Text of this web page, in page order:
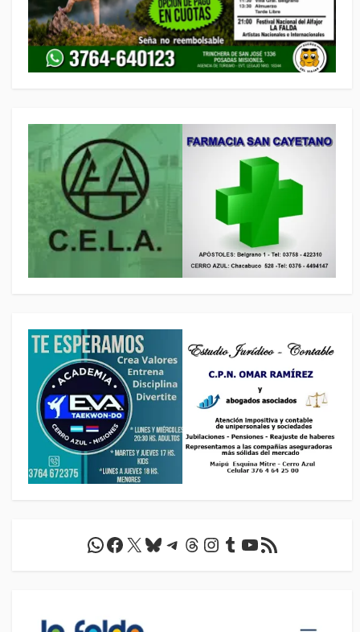
WhatsApp
Facebook
X Bluesky
Telegram
Threads
Instagram
Tumblr
YouTube
Feed RSS